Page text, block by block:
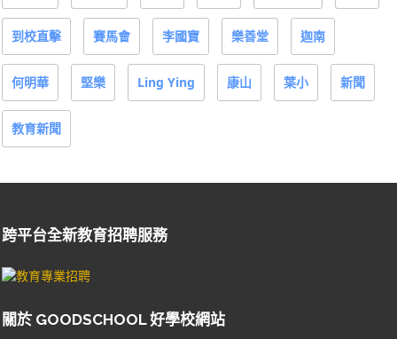
到校直擊 賽馬會 李國寶 樂善堂 迦南
何明華 堅樂 Ling Ying 康山 葉小 新聞
教育新聞
跨平台全新教育招聘服務
關於 GOODSCHOOL 好學校網站